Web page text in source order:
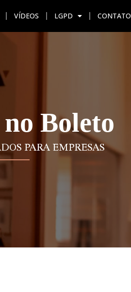
INFORMATIVOS
VÍDEOS LGPD CONTATO
Boleto
PARA EMPRESAS